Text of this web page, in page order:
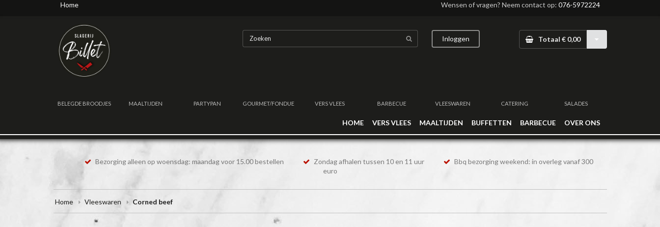
Home Wensen of vragen? Neem contact op: 076-5972224
Inloggen Totaal € 0,00
BELEGDE BROODJES MAALTIJDEN PARTYPAN GOURMET/FONDUE VERS VLEES BARBECUE VLEESWAREN CATERING SALADES
HOME VERS VLEES MAALTIJDEN BUFFETTEN BARBECUE OVER ONS
Bezorging alleen op woensdag: maandag voor 15.00 bestellen Zondag afhalen tussen 10 en 11 uur
Bbq bezorging weekend: in overleg vanaf 300
euro
Home Vleeswaren Corned beef